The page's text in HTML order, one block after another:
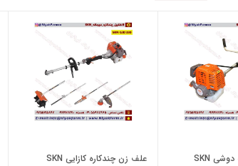
علف زن دو زمانه دوشی SKN
علف زن چندکاره کازایی SKN